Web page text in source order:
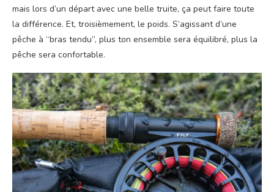
mais lors d’un départ avec une belle truite, ça peut faire toute
la différence. Et, troisièmement, le poids. S’agissant d’une
pêche à “bras tendu”, plus ton ensemble sera équilibré, plus la
pêche sera confortable.